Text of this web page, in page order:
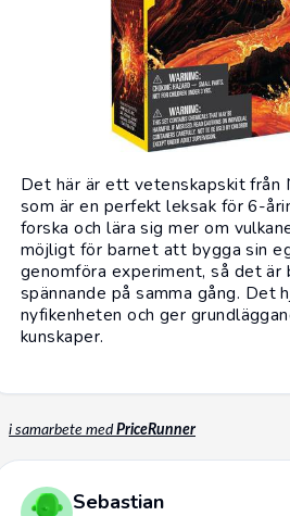
Det här är ett vetenskapskit från
som är en perfekt leksak för 6-
forska och lära sig mer om
möjligt för barnet att bygga sin
genomföra experiment, så det är
spännande på samma gång. Det
nyfikenheten och ger
kunskaper.
i samarbete med PriceRunner
Sebastian